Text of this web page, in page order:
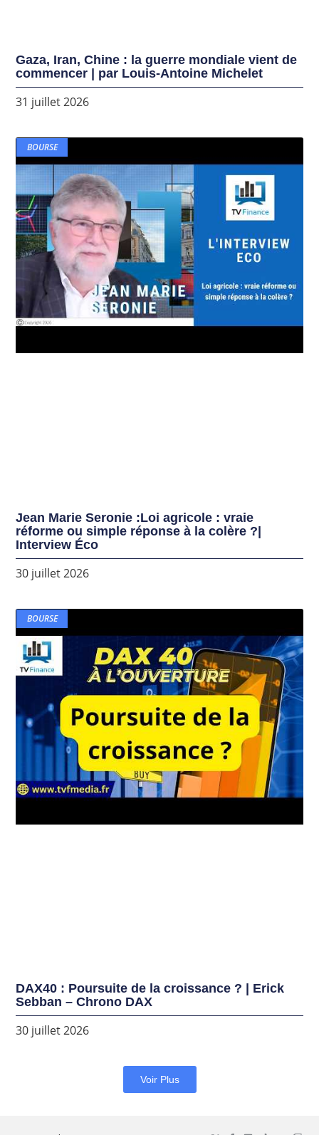
Gaza, Iran, Chine : la guerre mondiale vient de
commencer | par Louis-Antoine Michelet
31 juillet 2026
BOURSE
Jean Marie Seronie :Loi agricole : vraie
réforme ou simple réponse à la colère ?|
Interview Éco
30 juillet 2026
BOURSE
DAX40 : Poursuite de la croissance ? | Erick
Sebban – Chrono DAX
30 juillet 2026
Voir Plus